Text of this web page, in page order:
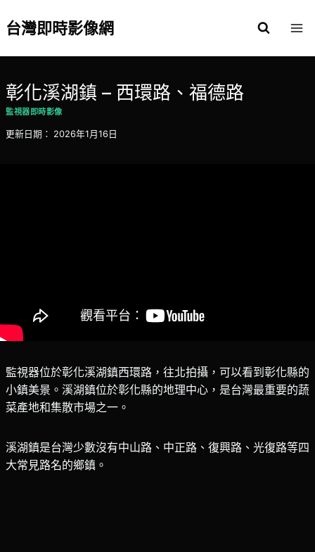
to台灣即時影像網
彰化溪湖鎮 – 西環路、福德路
監視器即時影像
更新日期： 2026年1月16日
監視器位於彰化溪湖鎮西環路，往北拍攝，可以看到彰化縣的
小鎮美景。溪湖鎮位於彰化縣的地理中心，是台灣最重要的蔬
菜產地和集散市場之一。
溪湖鎮是台灣少數沒有中山路、中正路、復興路、光復路等四
大常見路名的鄉鎮。